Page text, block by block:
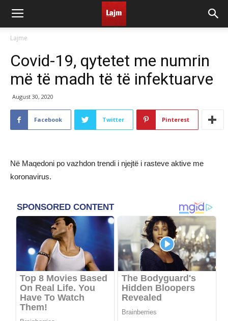
Lajme
Covid-19, qytetet me numrin
më të madh të të infektuarve
August 30, 2020
Facebook Twitter Pinterest
Në Maqedoni po vazhdon trendi i njejtë i rasteve aktive me
koronavirus.